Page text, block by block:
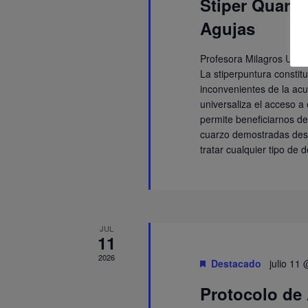
Stiper Quars
Agujas
Profesora Milagros Uría
La stiperpuntura
inconvenientes de la
universaliza el acceso
permite beneficiarnos
cuarzo demostradas
tratar cualquier tipo de
JUL
11
2026 Destacado julio 11
Protocolo de